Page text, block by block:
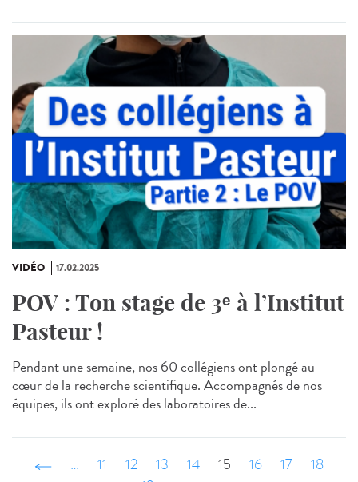
VIDÉO 17.02.2025
POV : Ton stage de 3ᵉ à l’Institut
Pasteur !
Pendant une semaine, nos 60 collégiens ont plongé au
cœur de la recherche scientifique. Accompagnés de nos
équipes, ils ont exploré des laboratoires de...
‹ précédent
… 11 12 13 14 15 16 17
18